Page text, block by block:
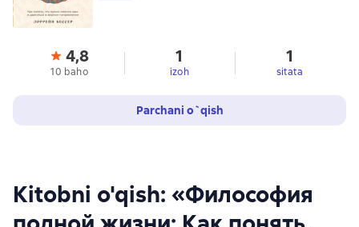
Kitobni o'qish: «Философия
4,8
10 baho
1
izoh
1
sitata
Parchani o`qish